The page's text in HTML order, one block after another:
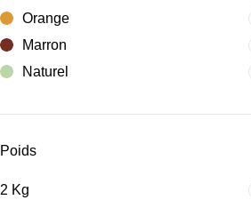
Orange
Marron
Naturel
Poids
2 Kg